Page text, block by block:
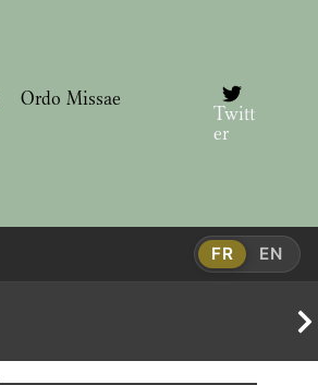
Ordo Missae
Twitt
er
FR EN